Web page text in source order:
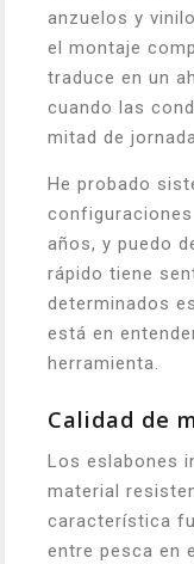
anzuelos y
el montaje
traduce en un
cuando las
mitad de
He probado
años, y puedo
rápido tiene
determinados
está en
herramienta.
Calidad de
Los eslabones
material
característica
entre pesca en